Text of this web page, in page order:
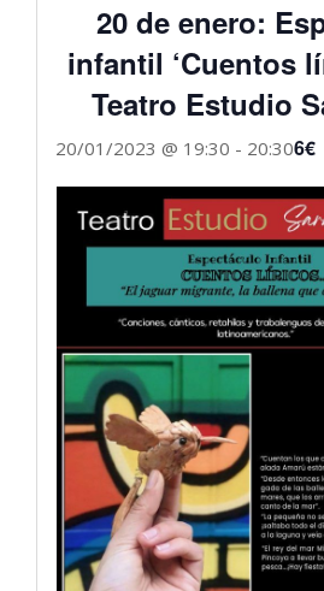
20 de enero:
infantil ‘Cuentos
Teatro Estudio
20/01/2023 @ 19:30 - 20:306€